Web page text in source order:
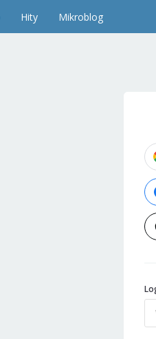
Hity Mikroblog